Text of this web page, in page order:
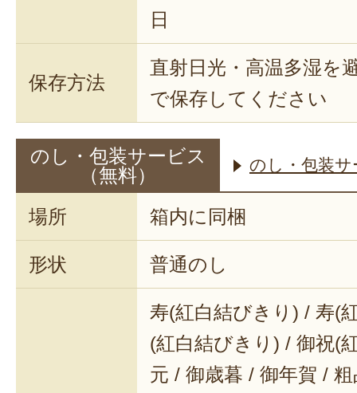
日
保存方法
直射日光・高温多湿を
で保存してください
のし・包装サービス
（無料）
のし・包装
場所 箱内に同梱
形状 普通のし
寿(紅白結びきり) / 寿(
(紅白結びきり) / 御祝(
元 / 御歳暮 / 御年賀 /